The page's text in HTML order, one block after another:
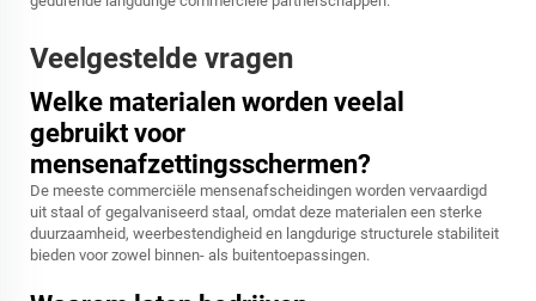
Veelgestelde vragen
Welke materialen worden veelal
gebruikt voor
mensenafzettingsschermen?
De meeste commerciële mensenafscheidingen worden vervaardigd
uit staal of gegalvaniseerd staal, omdat deze materialen een sterke
duurzaamheid, weerbestendigheid en langdurige structurele stabiliteit
bieden voor zowel binnen- als buitentoepassingen.